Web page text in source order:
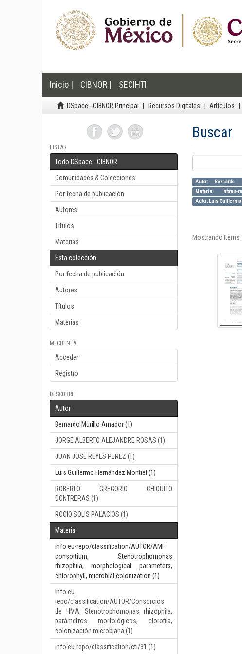
Inicio | CIBNOR | SECIHTI
DSpace - CIBNOR Principal Recursos Digitales Artículos
LISTAR
Todo DSpace - CIBNOR
Comunidades & Colecciones
Por fecha de publicación
Autores
Títulos
Materias
Esta colección
Por fecha de publicación
Autores
Títulos
Materias
MI CUENTA
Acceder
Registro
DESCUBRE
Autor
Bernardo Murillo Amador (1)
JORGE ALBERTO ALEJANDRE ROSAS (1)
JUAN JOSE REYES PEREZ (1)
Luis Guillermo Hernández Montiel (1)
ROBERTO GREGORIO CHIQUITO
CONTRERAS (1)
ROCIO SOLIS PALACIOS (1)
Materia
info:eu-repo/classification/AUTOR/AMF
consortium, Stenotrophomonas
rhizophila, morphological parameters,
chlorophyll, microbial colonization (1)
info:eu-
repo/classification/AUTOR/Consorcios
de HMA, Stenotrophomonas rhizophila,
parámetros morfológicos, clorofila,
colonización microbiana (1)
info:eu-repo/classification/cti/31 (1)
Buscar
Autor: Bernardo
Materia: info:eu-
Autor: Luis Guillermo
Mostrando ítems